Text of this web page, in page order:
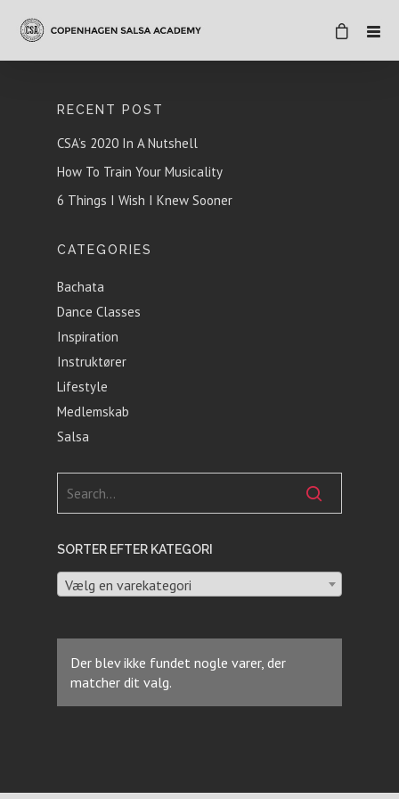
RECENT POST
CSA’s 2020 In A Nutshell
How To Train Your Musicality
6 Things I Wish I Knew Sooner
CATEGORIES
Bachata
Dance Classes
Inspiration
Instruktører
Lifestyle
Medlemskab
Salsa
SORTER EFTER KATEGORI
Vælg en varekategori
Der blev ikke fundet nogle varer, der
matcher dit valg.